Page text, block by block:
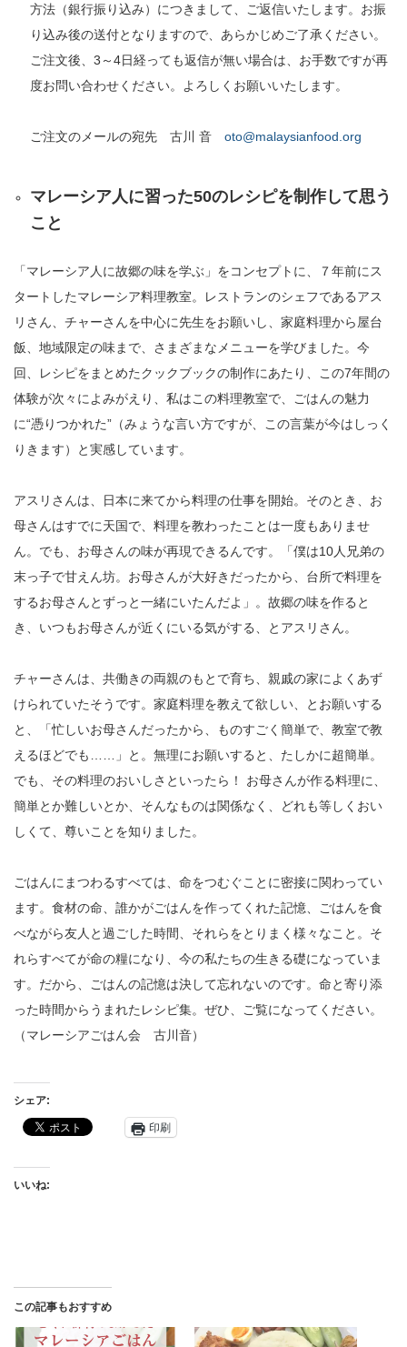
方法（銀行振り込み）につきまして、ご返信いたします。お振
り込み後の送付となりますので、あらかじめご了承ください。
ご注文後、3～4日経っても返信が無い場合は、お手数ですが再
度お問い合わせください。よろしくお願いいたします。
ご注文のメールの宛先 古川 音oto@malaysianfood.org
マレーシア人に習った50のレシピを制作して思う
こと
「マレーシア人に故郷の味を学ぶ」をコンセプトに、７年前にス
タートしたマレーシア料理教室。レストランのシェフであるアス
リさん、チャーさんを中心に先生をお願いし、家庭料理から屋台
飯、地域限定の味まで、さまざまなメニューを学びました。今
回、レシピをまとめたクックブックの制作にあたり、この7年間の
体験が次々によみがえり、私はこの料理教室で、ごはんの魅力
に“憑りつかれた”（みょうな言い方ですが、この言葉が今はしっく
りきます）と実感しています。
アスリさんは、日本に来てから料理の仕事を開始。そのとき、お
母さんはすでに天国で、料理を教わったことは一度もありませ
ん。でも、お母さんの味が再現できるんです。「僕は10人兄弟の
末っ子で甘えん坊。お母さんが大好きだったから、台所で料理を
するお母さんとずっと一緒にいたんだよ」。故郷の味を作ると
き、いつもお母さんが近くにいる気がする、とアスリさん。
チャーさんは、共働きの両親のもとで育ち、親戚の家によくあず
けられていたそうです。家庭料理を教えて欲しい、とお願いする
と、「忙しいお母さんだったから、ものすごく簡単で、教室で教
えるほどでも……」と。無理にお願いすると、たしかに超簡単。
でも、その料理のおいしさといったら！ お母さんが作る料理に、
簡単とか難しいとか、そんなものは関係なく、どれも等しくおい
しくて、尊いことを知りました。
ごはんにまつわるすべては、命をつむぐことに密接に関わってい
ます。食材の命、誰かがごはんを作ってくれた記憶、ごはんを食
べながら友人と過ごした時間、それらをとりまく様々なこと。そ
れらすべてが命の糧になり、今の私たちの生きる礎になっていま
す。だから、ごはんの記憶は決して忘れないのです。命と寄り添
った時間からうまれたレシピ集。ぜひ、ご覧になってください。
（マレーシアごはん会 古川音）
シェア:
印刷
いいね:
この記事もおすすめ